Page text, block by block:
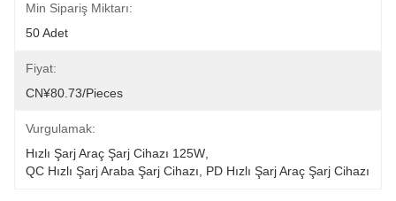
Min Sipariş Miktarı:
50 Adet
Fiyat:
CN¥80.73/pieces
Vurgulamak:
Hızlı Şarj Araç Şarj Cihazı 125W
QC Hızlı Şarj Araba Şarj Cihazı
PD Hızlı Şarj Araç Şarj Cihazı